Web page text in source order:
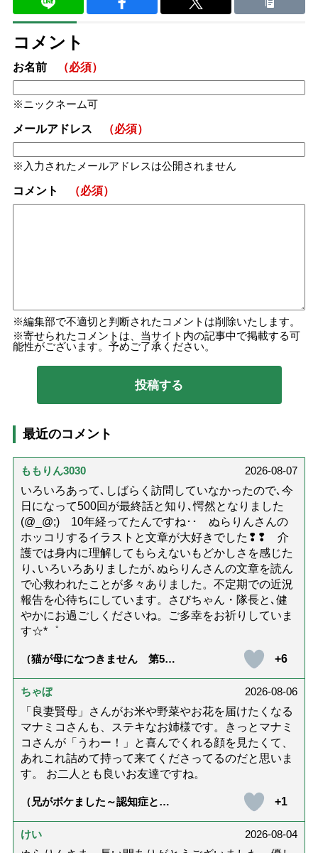
コメント
お名前 （必須）
ニックネーム可
メールアドレス （必須）
入力されたメールアドレスは公開されません
コメント （必須）
編集部で不適切と判断されたコメントは削除いたします。
寄せられたコメントは、当サイト内の記事中で掲載する可
能性がございます。予めご了承ください。
最近のコメント
ももりん3030
2026-08-07
いろいろあって､しばらく訪問していなかったので､今
日になって500回が最終話と知り､愕然となりました
(@_@;) 10年経ってたんですね･･ ぬらりんさんの
ホッコリするイラストと文章が大好きでした❢❢ 介
護では身内に理解してもらえないもどかしさを感じた
り､いろいろありましたが､ぬらりんさんの文章を読ん
で心救われたことが多々ありました。不定期での近況
報告を心待ちにしています。さびちゃん・隊長と､健
やかにお過ごしくださいね。ご多幸をお祈りしていま
す☆*゜
（猫が母になつきません 第500
+6
ちゃぼ
2026-08-06
「良妻賢母」さんがお米や野菜やお花を届けたくなる
マナミコさんも、ステキなお姉様です。きっとマナミ
コさんが「うわー！」と喜んでくれる顔を見たくて、
あれこれ詰めて持って来てくださってるのだと思いま
す。 お二人とも良いお友達ですね。
（兄がボケました～認知症と介
達』が届きました」）
+1
けい
2026-08-04